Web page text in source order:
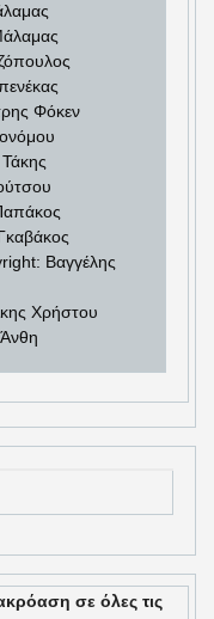
Φόκεν
Βαγγέλης
Χρήστου
σε όλες τις